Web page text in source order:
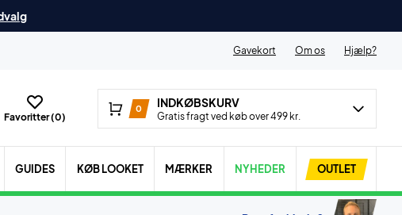
Gavekort Om os Hjælp?
Favoritter (0)
0 INDKØBSKURV
Gratis fragt ved køb over 499 kr.
GUIDES KØB LOOKET MÆRKER NYHEDER OUTLET